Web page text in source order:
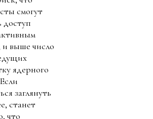
смогут
доступ
и выше число
ядерного
заглянуть
станет
что